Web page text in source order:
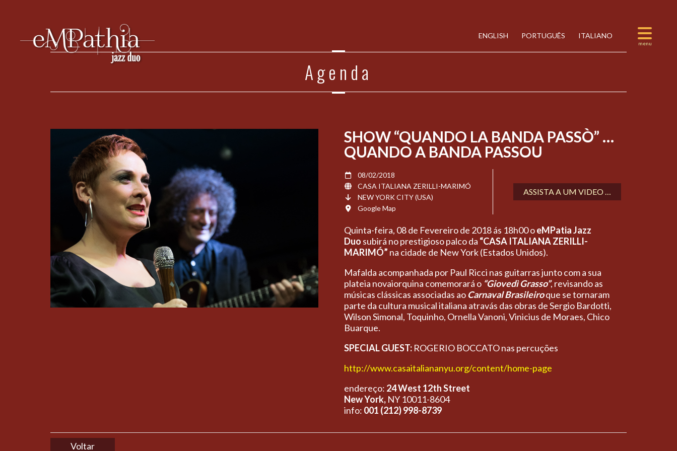
ENGLISH PORTUGUÊS ITALIANO
Agenda
SHOW “QUANDO LA BANDA PASSÒ” …
QUANDO A BANDA PASSOU
08/02/2018
CASA ITALIANA ZERILLI-MARIMÓ
NEW YORK CITY (USA)
Google Map
ASSISTA A UM VIDEO …
Quinta-feira, 08 de Fevereiro de 2018 ás 18h00 oeMPatia Jazz
Duo subirá no prestigioso palco da “CASA ITALIANA ZERILLI-
MARIMÓ” na cidade de New York (Estados Unidos).
Mafalda acompanhada por Paul Ricci nas guitarras junto com a sua
plateia novaiorquina comemorará o “Giovedì Grasso”, revisando as
músicas clássicas associadas ao Carnaval Brasileiroque se tornaram
parte da cultura musical italiana atravás das obras de Sergio Bardotti,
Wilson Simonal, Toquinho, Ornella Vanoni, Vinicius de Moraes, Chico
Buarque.
SPECIAL GUEST: ROGERIO BOCCATO nas percuções
http://www.casaitaliananyu.org/content/home-page
endereço: 24 West 12th Street
New York, NY 10011-8604
info: 001 (212) 998-8739
Voltar